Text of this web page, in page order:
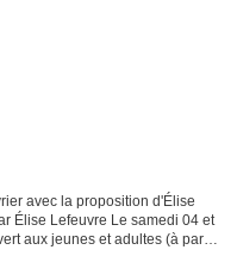
avec la proposition d'Élise
Élise Lefeuvre Le samedi 04 et
aux jeunes et adultes (à partir